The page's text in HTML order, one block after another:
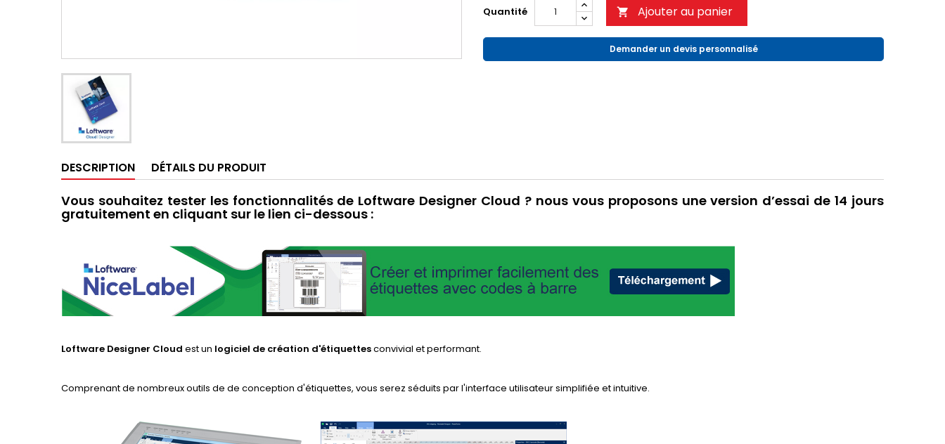
Quantité  Ajouter au panier
Demander un devis personnalisé
DESCRIPTION DÉTAILS DU PRODUIT
Vous souhaitez tester les fonctionnalités de Loftware Designer Cloud ? nous vous proposons une version d’essai de 14 jours
gratuitement en cliquant sur le lien ci-dessous :
Loftware Designer Cloud est un logiciel de création d'étiquettesconvivial et performant.
Comprenant de nombreux outils de de conception d'étiquettes, vous serez séduits par l'interface utilisateur simplifiée et intuitive.